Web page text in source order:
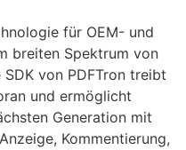
für OEM- und
breiten Spektrum von
von PDFTron treibt
und ermöglicht
Generation mit
Kommentierung,